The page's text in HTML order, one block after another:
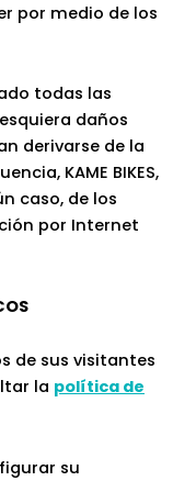
por medio de los
todas las
daños
derivarse de la
KAME BIKES,
caso, de los
por Internet
de sus visitantes
la política de
su